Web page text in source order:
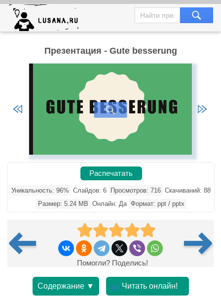
Презентация - Gute besserung
Распечатать
Уникальность: 96% Слайдов: 6 Просмотров: 716 Скачиваний: 88
Размер: 5.24 MB Онлайн: Да Формат: ppt / pptx
Помогли? Поделись!
Содержание ▼ Читать онлайн!